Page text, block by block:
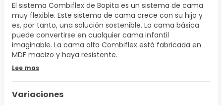
El sistema Combiflex de Bopita es un sistema de cama
muy flexible. Este sistema de cama crece con su hijo y
es, por tanto, una solución sostenible. La cama básica
puede convertirse en cualquier cama infantil
imaginable. La cama alta Combiflex está fabricada en
MDF macizo y haya resistente.
Lee mas
Variaciones